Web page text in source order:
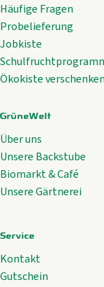
Häufige Fragen
Probelieferung
Jobkiste
Ökokiste verschenken
GrüneWelt
Über uns
Unsere Backstube
Biomarkt & Café
Unsere Gärtnerei
Service
Kontakt
Gutschein